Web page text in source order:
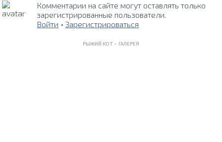
Комментарии на сайте могут оставлять только
зарегистрированные пользователи.
Войти •Зарегистрироваться
РЫЖИЙ КОТ • ГАЛЕРЕЯ